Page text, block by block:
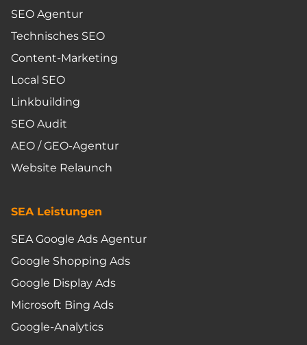
SEO Agentur
Technisches SEO
Content-Marketing
Local SEO
Linkbuilding
SEO Audit
AEO / GEO-Agentur
Website Relaunch
SEA Leistungen
SEA Google Ads Agentur
Google Shopping Ads
Google Display Ads
Microsoft Bing Ads
Google-Analytics